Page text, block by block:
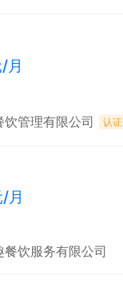
月
管理有限公司 认证
月
饮服务有限公司